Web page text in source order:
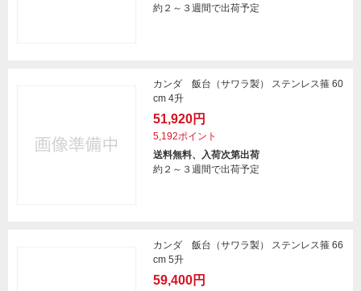
約２～３週間で出荷予定
カンダ 飯台（サワラ製） ステンレス箍 60
cm 4升
51,920円
5,192ポイント
送料無料、入荷次第出荷
約２～３週間で出荷予定
カンダ 飯台（サワラ製） ステンレス箍 66
cm 5升
59,400円